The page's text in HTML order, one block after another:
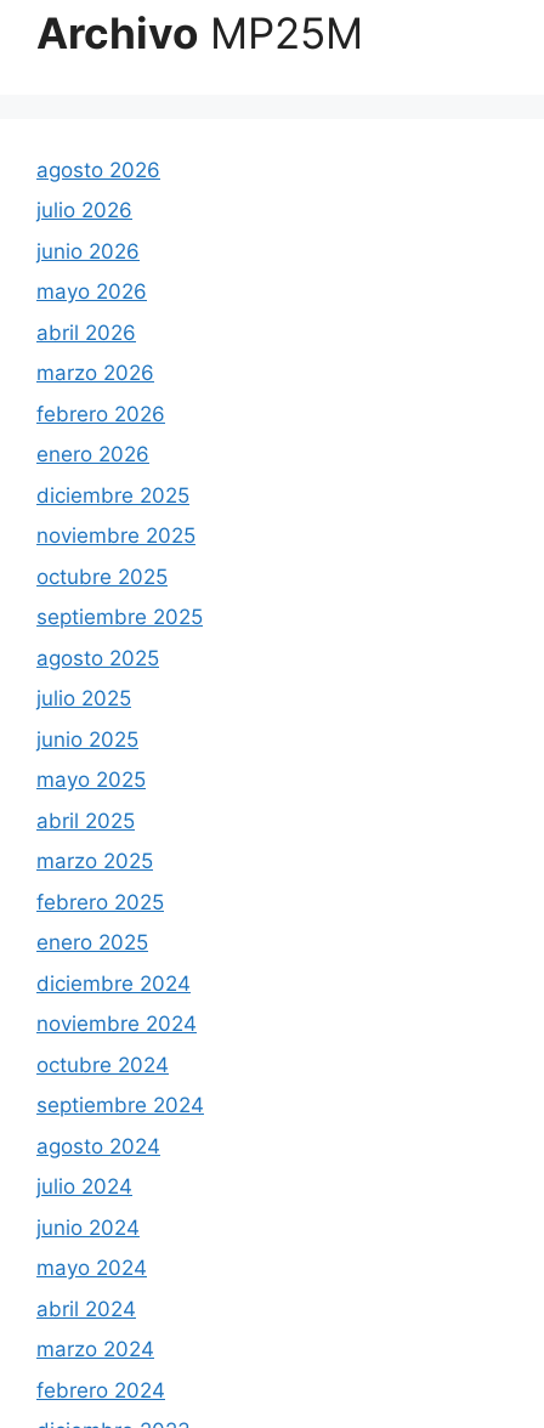
Archivo MP25M
agosto 2026
julio 2026
junio 2026
mayo 2026
abril 2026
marzo 2026
febrero 2026
enero 2026
diciembre 2025
noviembre 2025
octubre 2025
septiembre 2025
agosto 2025
julio 2025
junio 2025
mayo 2025
abril 2025
marzo 2025
febrero 2025
enero 2025
diciembre 2024
noviembre 2024
octubre 2024
septiembre 2024
agosto 2024
julio 2024
junio 2024
mayo 2024
abril 2024
marzo 2024
febrero 2024